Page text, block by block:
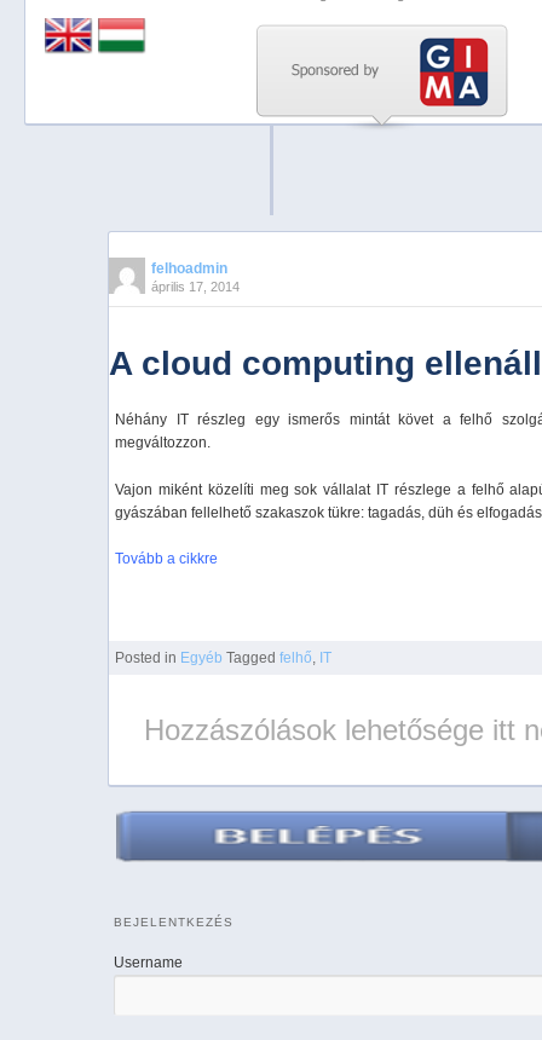
felhoadmin
április 17, 2014
A cloud computing
Néhány IT részleg egy ismerős mintát követ a felhő
megváltozzon.
Vajon miként közelíti meg sok vállalat IT részlege a felhő
gyászában fellelhető szakaszok tükre: tagadás, düh és
Tovább a cikkre
Posted in Egyéb Tagged felhő, IT
Hozzászólások lehetősége itt
BEJELENTKEZÉS
Username